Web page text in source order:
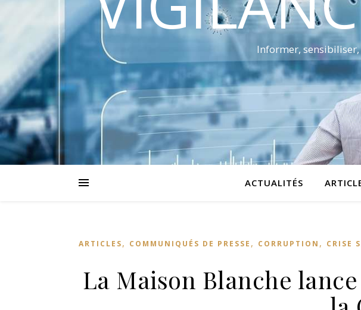
Informer,
ACTUALITÉS
ARTICLES, COMMUNIQUÉS DE PRESSE , CORRUPTION , CRISE
La Maison Blanche